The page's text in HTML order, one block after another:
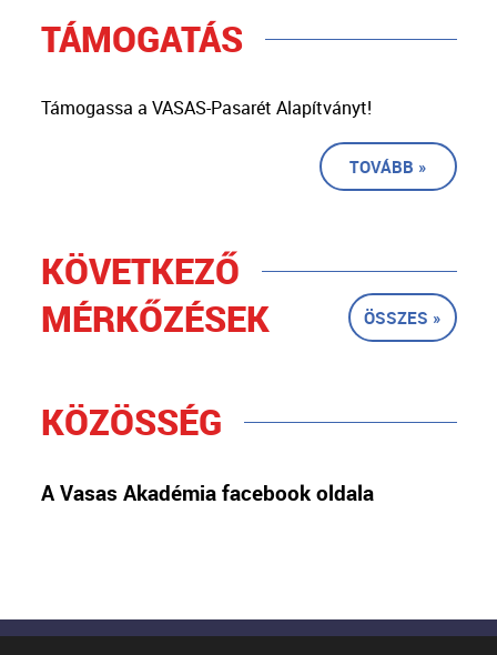
TÁMOGATÁS
Támogassa a VASAS-Pasarét Alapítványt!
TOVÁBB »
KÖVETKEZŐ
MÉRKŐZÉSEK
ÖSSZES »
KÖZÖSSÉG
A Vasas Akadémia facebook oldala